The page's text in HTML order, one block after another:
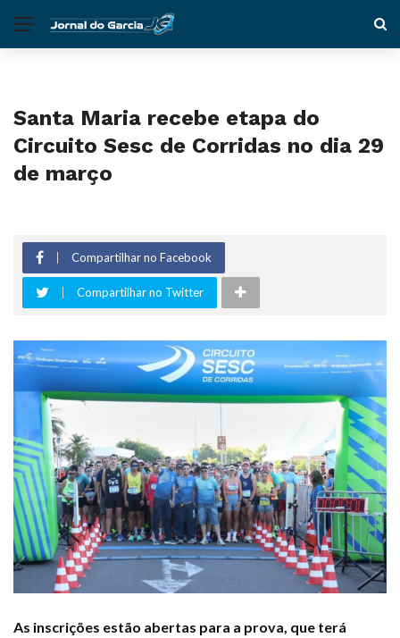
Santa Maria recebe etapa do
Circuito Sesc de Corridas no dia 29
de março
Compartilhar no Facebook
Compartilhar no Twitter
As inscrições estão abertas para a prova, que terá